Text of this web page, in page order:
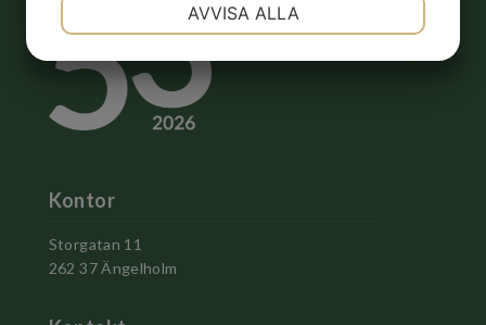
Kontor
Storgatan 11
262 37 Ängelholm
MARKNADSFÖRING
AVVISA ALLA